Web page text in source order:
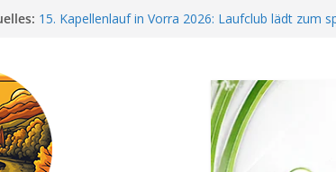
15. Kapellenlauf in Vorra 2026: Laufclub lädt zum
„Bamberger Böhnla“: Kaffee aus Bamberg
Lebenshilfe
Aschbacher Kerwa startet bald: Das ist heuer
Vollsperrung am Friedhof in Schlüsselfeld: Kreuzung
August gesperrt